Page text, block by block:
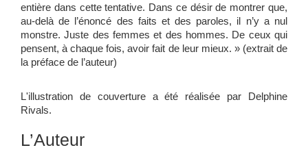
entière dans cette tentative. Dans ce désir de montrer que,
au-delà de l’énoncé des faits et des paroles, il n’y a nul
monstre. Juste des femmes et des hommes. De ceux qui
pensent, à chaque fois, avoir fait de leur mieux. » (extrait de
la préface de l’auteur)
L'illustration de couverture a été réalisée par Delphine
Rivals.
L’Auteur